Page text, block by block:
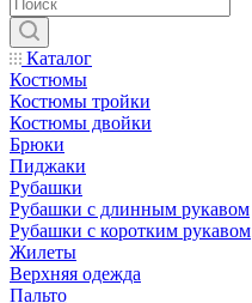
Каталог
Костюмы
Костюмы тройки
Костюмы двойки
Брюки
Пиджаки
Рубашки
Рубашки с длинным рукавом
Рубашки с коротким рукавом
Жилеты
Верхняя одежда
Пальто